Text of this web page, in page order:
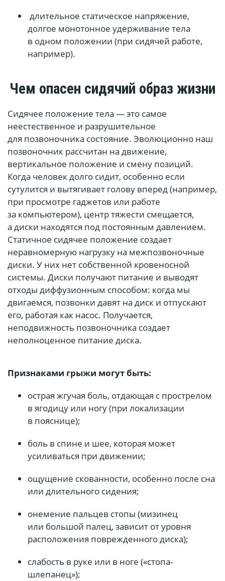
длительное статическое напряжение,
долгое монотонное удерживание тела
в одном положении (при сидячей работе,
например).
Чем опасен сидячий образ жизни
Сидячее положение тела — это самое
неестественное и разрушительное
для позвоночника состояние. Эволюционно наш
позвоночник рассчитан на движение,
вертикальное положение и смену позиций.
Когда человек долго сидит, особенно если
сутулится и вытягивает голову вперед (например,
при просмотре гаджетов или работе
за компьютером), центр тяжести смещается,
а диски находятся под постоянным давлением.
Статичное сидячее положение создает
неравномерную нагрузку на межпозвоночные
диски. У них нет собственной кровеносной
системы. Диски получают питание и выводят
отходы диффузионным способом: когда мы
двигаемся, позвонки давят на диск и отпускают
его, работая как насос. Получается,
неподвижность позвоночника создает
неполноценное питание диска.
Признаками грыжи могут быть:
острая жгучая боль, отдающая с прострелом
в ягодицу или ногу (при локализации
в пояснице);
боль в спине и шее, которая может
усиливаться при движении;
ощущение скованности, особенно после сна
или длительного сидения;
онемение пальцев стопы (мизинец
или большой палец, зависит от уровня
расположения поврежденного диска);
слабость в руке или в ноге («стопа-
шлепанец»);